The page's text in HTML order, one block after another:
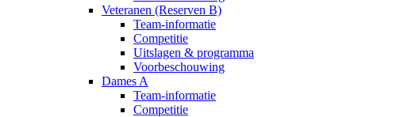
Veteranen (Reserven B)
Team-informatie
Competitie
Uitslagen & programma
Voorbeschouwing
Dames A
Team-informatie
Competitie